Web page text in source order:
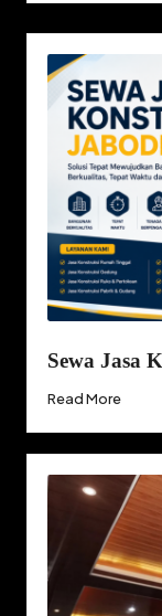
Sewa Jasa
Read More